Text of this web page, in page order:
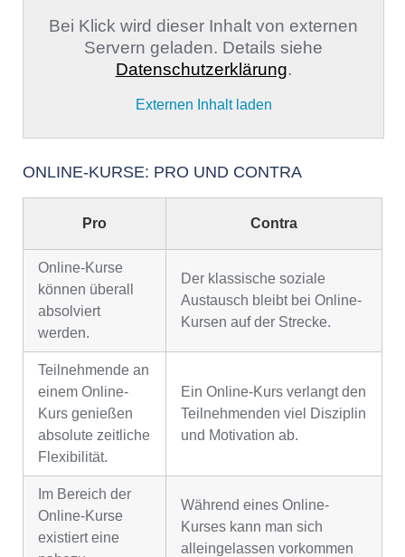
Bei Klick wird dieser Inhalt von externen
Servern geladen. Details siehe
Datenschutzerklärung.
Externen Inhalt laden
ONLINE-KURSE: PRO UND CONTRA
Pro Contra
Online-Kurse
können überall
absolviert
werden.
Der klassische soziale
Austausch bleibt bei Online-
Kursen auf der Strecke.
Teilnehmende an
einem Online-
Kurs genießen
absolute zeitliche
Flexibilität.
Ein Online-Kurs verlangt den
Teilnehmenden viel Disziplin
und Motivation ab.
Im Bereich der
Online-Kurse
existiert eine
Während eines Online-
Kurses kann man sich
alleingelassen vorkommen